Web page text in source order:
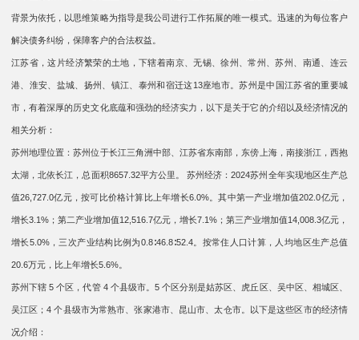
背景为依托，以思维策略为指导是我公司进行工作拓展的唯一模式。迅速的为每位客户
解决债务纠纷，保障客户的合法权益。
江苏省，这片经济繁荣的土地，下辖着南京、无锡、徐州、常州、苏州、南通、连云
港、淮安、盐城、扬州、镇江、泰州和宿迁这13座地市。苏州是中国江苏省的重要城
市，有着深厚的历史文化底蕴和强劲的经济实力，以下是关于它的介绍以及经济情况的
相关分析：
苏州地理位置：苏州位于长江三角洲中部、江苏省东南部，东傍上海，南接浙江，西抱
太湖，北依长江，总面积8657.32平方公里。 苏州经济：2024苏州全年实现地区生产总
值26,727.0亿元，按可比价格计算比上年增长6.0%。其中第一产业增加值202.0亿元，
增长3.1%；第二产业增加值12,516.7亿元，增长7.1%；第三产业增加值14,008.3亿元，
增长5.0%，三次产业结构比例为0.8∶46.8∶52.4。按常住人口计算，人均地区生产总值
20.6万元，比上年增长5.6%。
苏州下辖 5 个区，代管 4 个县级市。5 个区分别是姑苏区、虎丘区、吴中区、相城区、
吴江区；4 个县级市为常熟市、张家港市、昆山市、太仓市。以下是这些区市的经济情
况介绍：